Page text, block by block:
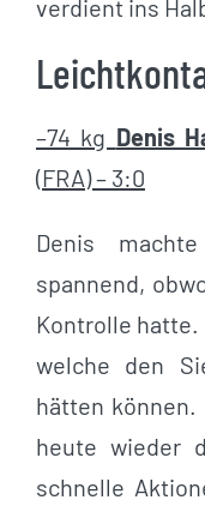
verdient ins
–74 kg Denis
(FRA) – 3:0
Denis
spannend,
Kontrolle hatte.
welche den
hätten können.
heute wieder
schnelle